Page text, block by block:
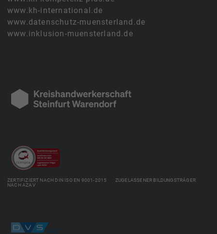
www.kh-international.de
www.datenschutz-muensterland.de
www.inklusion-muensterland.de
ZERTIFIZIERT NACH DIN ISO EN 9001-2015 ZUGELASSENER BILDUNGSTRÄGER
NACH AZAV